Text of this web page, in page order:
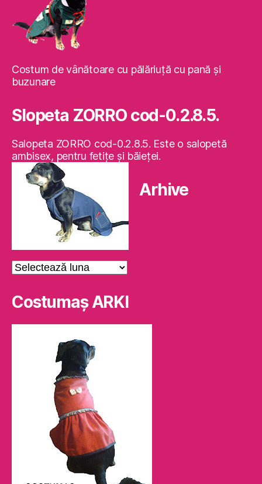
Costum de vânătoare cu pălăriuţă cu pană şi
buzunare
Slopeta ZORRO cod-0.2.8.5.
Salopeta ZORRO cod-0.2.8.5. Este o salopetă
ambisex, pentru fetiţe şi băieţei.
Arhive
Arhive
Costumaş ARKI